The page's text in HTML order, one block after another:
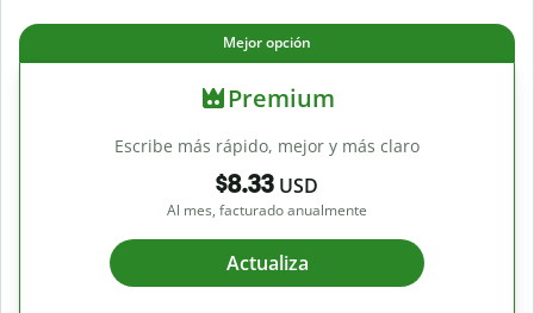
Mejor opción
Premium
Escribe más rápido, mejor y más claro
$8.33 USD
Al mes, facturado anualmente
Actualiza